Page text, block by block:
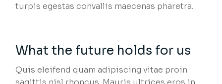
turpis egestas convallis maecenas pharetra.
What the future holds for us
Quis eleifend quam adipiscing vitae proin